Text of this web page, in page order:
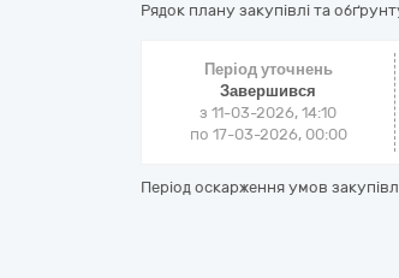
Рядок плану закупівлі та
Період уточнень
Завершився
з 11-03-2026, 14:10
по 17-03-2026, 00:00
Період оскарження умов